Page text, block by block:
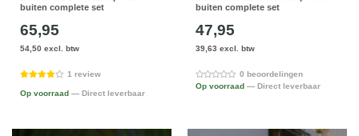
buiten complete set
65,95
54,50 excl. btw
1 review
Op voorraad — Direct leverbaar
buiten complete set
47,95
39,63 excl. btw
0 beoordelingen
Op voorraad — Direct leverbaar